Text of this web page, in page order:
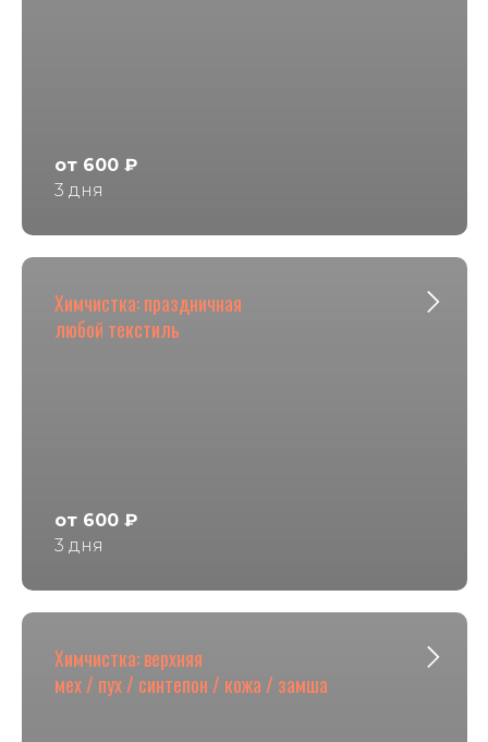
от 600 ₽
3 дня
Химчистка: праздничная
любой текстиль
от 600 ₽
3 дня
Химчистка: верхняя
мех / пух / синтепон / кожа / замша